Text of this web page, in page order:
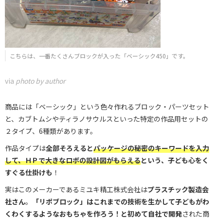
こちらは、一番たくさんブロックが入った「ベーシック450」です。
via photo by author
商品には「ベーシック」という色々作れるブロック・パーツセット
と、カブトムシやティラノサウルスといった特定の作品用セットの
２タイプ、6種類があります。
作品タイプは全部そろえるとパッケージの秘密のキーワードを入力
して、ＨＰで大きなロボの設計図がもらえるという、子ども心をく
すぐる仕掛けも ！
実はこのメーカーであるミユキ精工株式会社はプラスチック製造会
社さん。
「リポブロック」はこれまでの技術を生かして子どもがわ
くわくするようなおもちゃを作ろう！と初めて自社で開発された商